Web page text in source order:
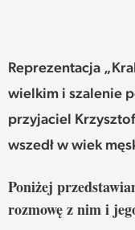
TEKSTY Z
Reprezentacja
wielkim i szalenie
przyjaciel
wszedł w wiek
Poniżej
rozmowę z nim i